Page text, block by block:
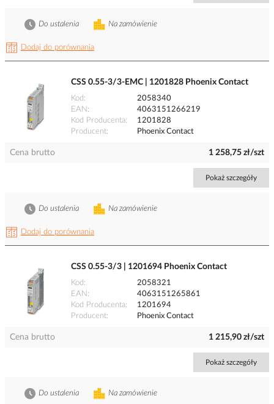
Dodaj do porównania
Na zamówienie
Do ustalenia
CSS 0.55-3/3-EMC | 1201828 Phoenix Contact
Kod
2058340
EAN
4063151266219
Kod Producenta
1201828
Producent
Phoenix Contact
Cena brutto 1 258,75 zł/szt
Pokaż szczegóły
Dodaj do porównania
Na zamówienie
Do ustalenia
CSS 0.55-3/3 | 1201694 Phoenix Contact
Kod
2058321
EAN
4063151265861
Kod Producenta
1201694
Producent
Phoenix Contact
Cena brutto 1 215,90 zł/szt
Pokaż szczegóły
Na zamówienie
Do ustalenia